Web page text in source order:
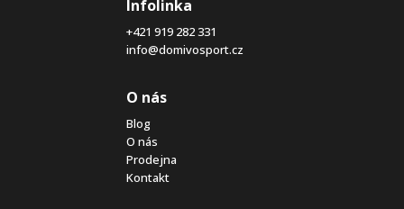
Infolinka
+421 919 282 331
info@domivosport.cz
O nás
Blog
O nás
Prodejna
Kontakt